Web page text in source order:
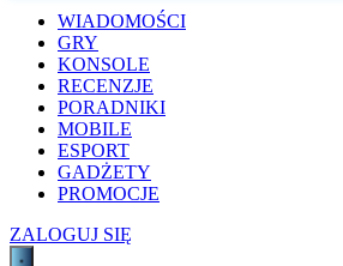
WIADOMOŚCI
GRY
KONSOLE
RECENZJE
PORADNIKI
MOBILE
ESPORT
GADŻETY
PROMOCJE
ZALOGUJ SIĘ